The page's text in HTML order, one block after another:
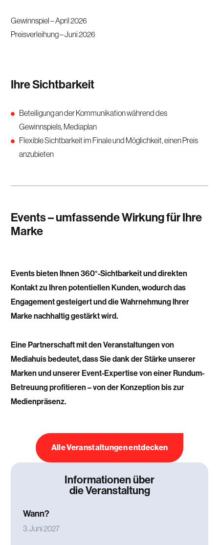
Gewinnspiel – April 2026
Preisverleihung – Juni 2026
Ihre Sichtbarkeit
Beteiligung an der Kommunikation während des
Gewinnspiels, Mediaplan
Flexible Sichtbarkeit im Finale und Möglichkeit, einen Preis
anzubieten
Events – umfassende Wirkung für Ihre
Marke
Events bieten Ihnen 360°-Sichtbarkeit und direkten
Kontakt zu Ihren potentiellen Kunden, wodurch das
Engagement gesteigert und die Wahrnehmung Ihrer
Marke nachhaltig gestärkt wird.
Eine Partnerschaft mit den Veranstaltungen von
Mediahuis bedeutet, dass Sie dank der Stärke unserer
Marken und unserer Event-Expertise von einer Rundum-
Betreuung profitieren – von der Konzeption bis zur
Medienpräsenz.
Alle Veranstaltungen entdecken
Informationen über
die Veranstaltung
Wann?
3. Juni 2027